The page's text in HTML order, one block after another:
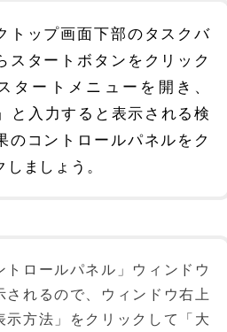
トップ画面下部のタスクバ
スタートボタンをクリック
タートメニューを開き、
と入力すると表示される検
のコントロールパネルをク
しましょう。
トロールパネル」ウィンドウ
されるので、ウィンドウ右上
示方法」をクリックして「大